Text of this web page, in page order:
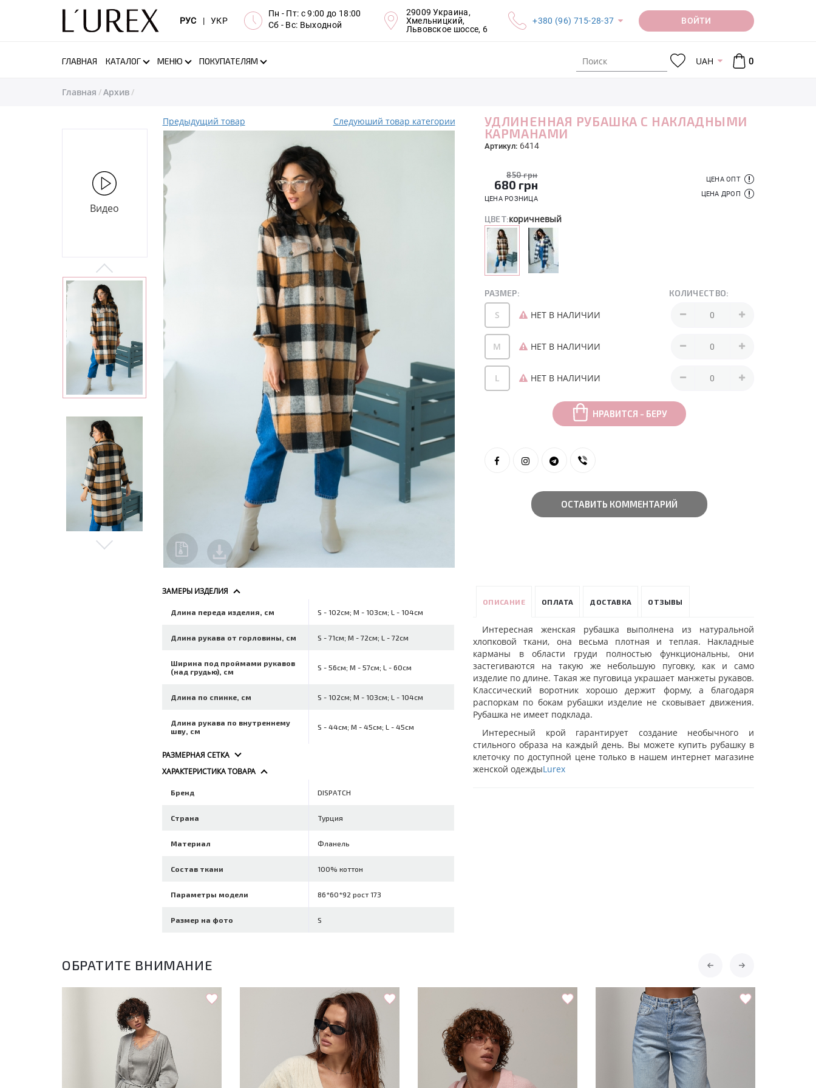
РУС | УКР
Пн - Пт: с 9:00 до 18:00
Сб - Вс: Выходной
29009 Украина,
Хмельницкий,
Львовское шоссе, 6
+380 (96) 715-28-37 ВОЙТИ
ГЛАВНАЯ КАТАЛОГ МЕНЮ ПОКУПАТЕЛЯМ UAH 0
Главная Архив
Видео
Предыдущий товар Следуюший товар категории
УДЛИНЕННАЯ РУБАШКА С НАКЛАДНЫМИ
КАРМАНАМИ
Артикул: 6414
850 грн
680 грн
ЦЕНА РОЗНИЦА
ЦЕНА ОПТ
ЦЕНА ДРОП
ЦВЕТ:коричневый
РАЗМЕР: КОЛИЧЕСТВО:
S НЕТ В НАЛИЧИИ
M НЕТ В НАЛИЧИИ
L НЕТ В НАЛИЧИИ
НРАВИТСЯ - БЕРУ
ОСТАВИТЬ КОММЕНТАРИЙ
ЗАМЕРЫ ИЗДЕЛИЯ
Длина переда изделия, см S - 102см; M - 103см; L - 104см
Длина рукава от горловины, см S - 71см; M - 72см; L - 72см
Ширина под проймами рукавов
(над грудью), см
S - 56см; M - 57см; L - 60см
Длина по спинке, см S - 102см; M - 103см; L - 104см
Длина рукава по внутреннему
шву, см
S - 44см; M - 45см; L - 45см
РАЗМЕРНАЯ СЕТКА
ХАРАКТЕРИСТИКА ТОВАРА
Бренд DISPATCH
Страна Турция
Материал Фланель
Состав ткани 100% коттон
Параметры модели 86*60*92 рост 173
Размер на фото S
ОПИСАНИЕ ОПЛАТА ДОСТАВКА ОТЗЫВЫ
Интересная женская рубашка выполнена из натуральной
хлопковой ткани, она весьма плотная и теплая. Накладные
карманы в области груди полностью функциональны, они
застегиваются на такую же небольшую пуговку, как и само
изделие по длине. Такая же пуговица украшает манжеты рукавов.
Классический воротник хорошо держит форму, а благодаря
распоркам по бокам рубашки изделие не сковывает движения.
Рубашка не имеет подклада.
Интересный крой гарантирует создание необычного и
стильного образа на каждый день. Вы можете купить рубашку в
клеточку по доступной цене только в нашем интернет магазине
женской одеждыLurex
ОБРАТИТЕ ВНИМАНИЕ